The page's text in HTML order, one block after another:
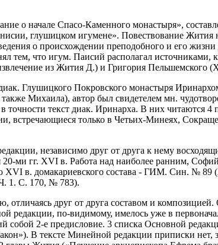
о начале Спасо-Каменного монастыря»,
глушицком игумене». Повествование Жития
о происхождении преподобного и его
тем, что игум. Паисий располагал
из Жития Д.) и Григория Пельшемского
Глушицкого Покровского монастыря
Михаила), автор был свидетелем мн.
текст диак. Иринарха. В них читаются
только в Четьих-Минеях,
независимо друг от друга к нему
ми гг. XVI в. Работа над наиболее ранним,
в. домакариевского состава - ГИМ. Син. № 89 (
1. С. 170, № 783).
друг от друга составом и
редакции, по-видимому, имелось уже в
2-е предисловие. 3 списка Основной
В тексте Минейной редакции приписки нет,